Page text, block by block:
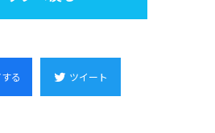
る ツイート